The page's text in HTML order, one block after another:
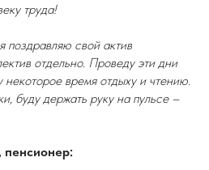
труда!
поздравляю свой актив
отдельно. Проведу эти дни
время отдыху и чтению.
буду держать руку на пульсе –